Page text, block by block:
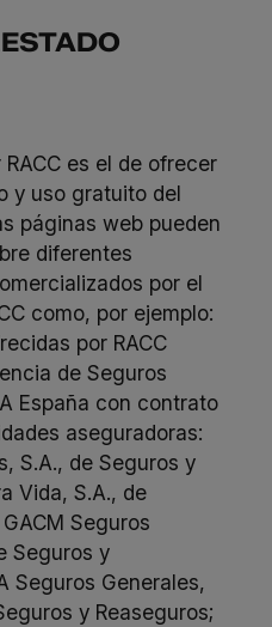
es el de ofrecer
y uso gratuito del
páginas web pueden
diferentes
por el
como, por ejemplo:
por RACC
de Seguros
España con contrato
aseguradoras:
S.A., de Seguros y
Vida, S.A., de
Seguros
Seguros y
Seguros Generales,
y Reaseguros;